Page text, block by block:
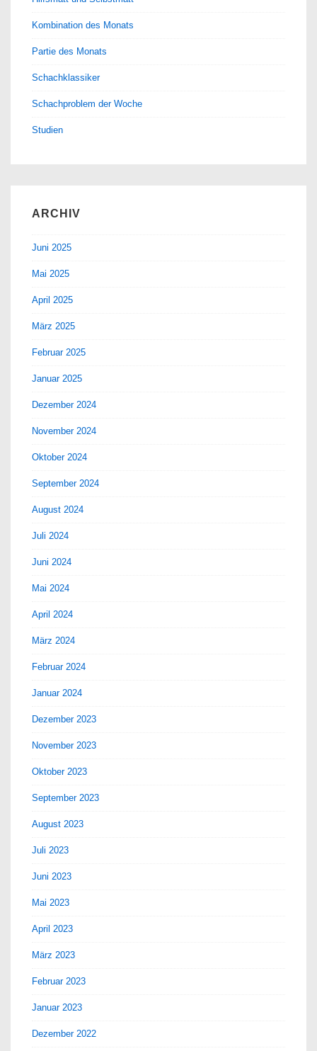
Kombination des Monats
Partie des Monats
Schachklassiker
Schachproblem der Woche
Studien
ARCHIV
Juni 2025
Mai 2025
April 2025
März 2025
Februar 2025
Januar 2025
Dezember 2024
November 2024
Oktober 2024
September 2024
August 2024
Juli 2024
Juni 2024
Mai 2024
April 2024
März 2024
Februar 2024
Januar 2024
Dezember 2023
November 2023
Oktober 2023
September 2023
August 2023
Juli 2023
Juni 2023
Mai 2023
April 2023
März 2023
Februar 2023
Januar 2023
Dezember 2022